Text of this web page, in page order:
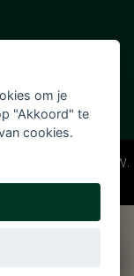
en incl. 21% BTW.
om je
"Akkoord" te
cookies.